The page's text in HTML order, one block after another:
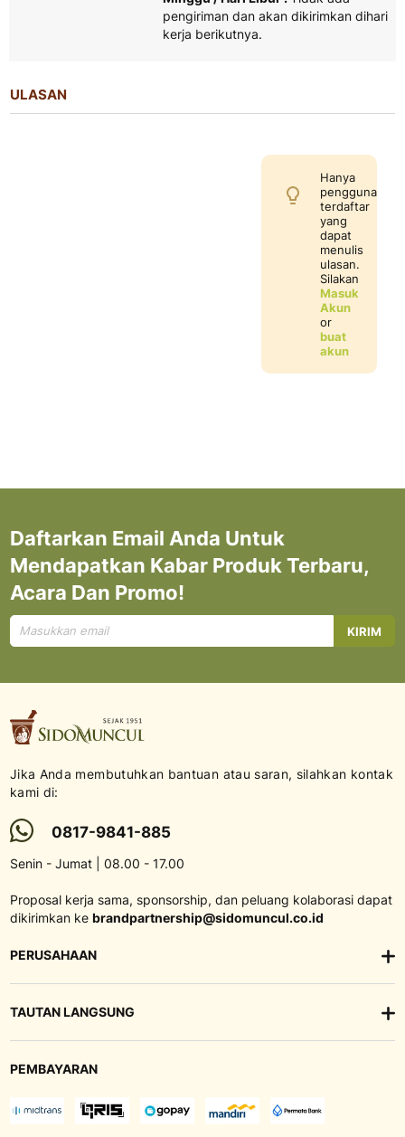
pengiriman dan akan dikirimkan dihari
kerja berikutnya.
ULASAN
Hanya
pengguna
terdaftar
yang
dapat
menulis
ulasan.
Silakan
Masuk
Akun
or
buat
akun
Daftarkan Email Anda Untuk
Mendapatkan Kabar Produk Terbaru,
Acara Dan Promo!
Mendaftar
untuk
KIRIM
Jika Anda membutuhkan bantuan atau saran, silahkan kontak
kami di:
0817-9841-885
Senin - Jumat | 08.00 - 17.00
Proposal kerja sama, sponsorship, dan peluang kolaborasi dapat
dikirimkan ke brandpartnership@sidomuncul.co.id
PERUSAHAAN
TAUTAN LANGSUNG
PEMBAYARAN